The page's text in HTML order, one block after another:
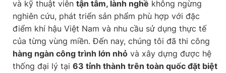
và kỹ thuật viên tận tâm, lành nghề không ngừng
nghiên cứu, phát triển sản phẩm phù hợp với đặc
điểm khí hậu Việt Nam và nhu cầu sử dụng thực tế
của từng vùng miền. Đến nay, chúng tôi đã thi công
hàng ngàn công trình lớn nhỏ và xây dựng được hệ
thống đại lý tại 63 tỉnh thành trên toàn quốc đặt biệt